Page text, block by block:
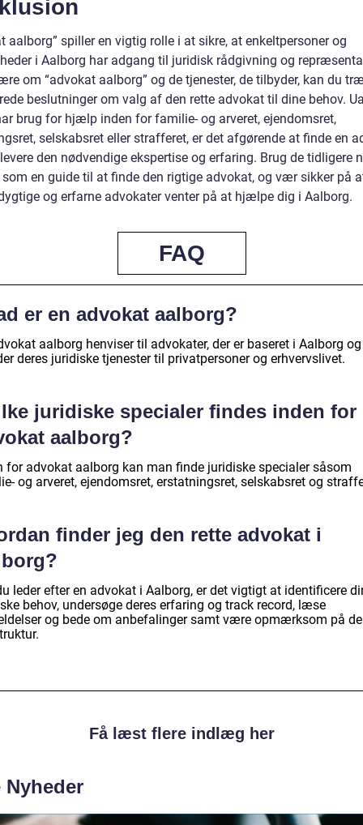
aalborg” spiller en vigtig rolle i at sikre, at enkeltpersoner og
i Aalborg har adgang til juridisk rådgivning og
om “advokat aalborg” og de tjenester, de tilbyder, kan du
beslutninger om valg af den rette advokat til dine behov.
brug for hjælp inden for familie- og arveret, ejendomsret,
selskabsret eller strafferet, er det afgørende at finde en
den nødvendige ekspertise og erfaring. Brug de tidligere
en guide til at finde den rigtige advokat, og vær sikker på
og erfarne advokater venter på at hjælpe dig i Aalborg.
FAQ
er en advokat aalborg?
aalborg henviser til advokater, der er baseret i Aalborg og
deres juridiske tjenester til privatpersoner og erhvervslivet.
juridiske specialer findes inden for
aalborg?
for advokat aalborg kan man finde juridiske specialer såsom
og arveret, ejendomsret, erstatningsret, selskabsret og
finder jeg den rette advokat i
leder efter en advokat i Aalborg, er det vigtigt at identificere
behov, undersøge deres erfaring og track record, læse
og bede om anbefalinger samt være opmærksom på
Få læst flere indlæg her
Nyheder